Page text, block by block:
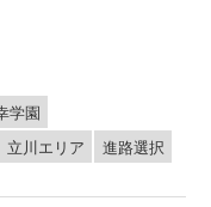
学園
立川エリア 進路選択